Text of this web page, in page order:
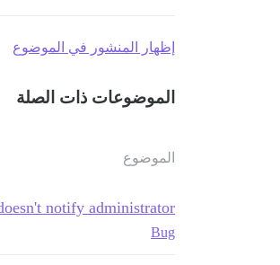
إظهار المنشور في الموضوع
الموضوعات ذات الصلة
الموضوع
notify administrator
Bug